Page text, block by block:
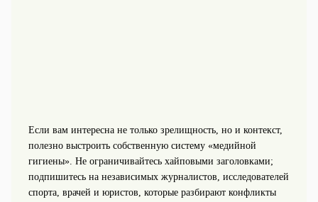
Если вам интересна не только зрелищность, но и контекст,
полезно выстроить собственную систему «медийной
гигиены». Не ограничивайтесь хайповыми заголовками;
подпишитесь на независимых журналистов, исследователей
спорта, врачей и юристов, которые разбирают конфликты